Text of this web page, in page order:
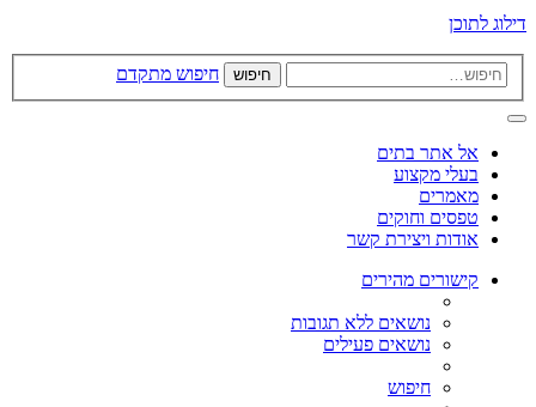
דילוג לתוכן
חיפוש חיפוש מתקדם
אל אתר בתים
בעלי מקצוע
מאמרים
טפסים וחוקים
אודות ויצירת קשר
קישורים מהירים
נושאים ללא תגובות
נושאים פעילים
חיפוש